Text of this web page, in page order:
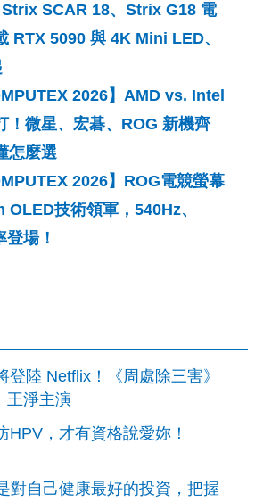
Strix SCAR 18、Strix G18 電
RTX 5090 與 4K Mini LED、
2026】AMD vs. Intel
！微星、宏碁、ROG 新機齊
怎麼選
2026】ROG電競螢幕
OLED技術領軍，540Hz、
場！
登陸 Netflix！《周處除三害》
王淨主演
HPV，才有資格說愛妳！
對自己健康最好的投資，把握